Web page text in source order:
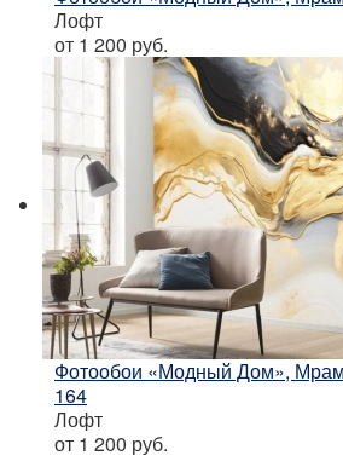
Лофт
от 1 200 руб.
Фотообои «Модный Дом»,
164
Лофт
от 1 200 руб.